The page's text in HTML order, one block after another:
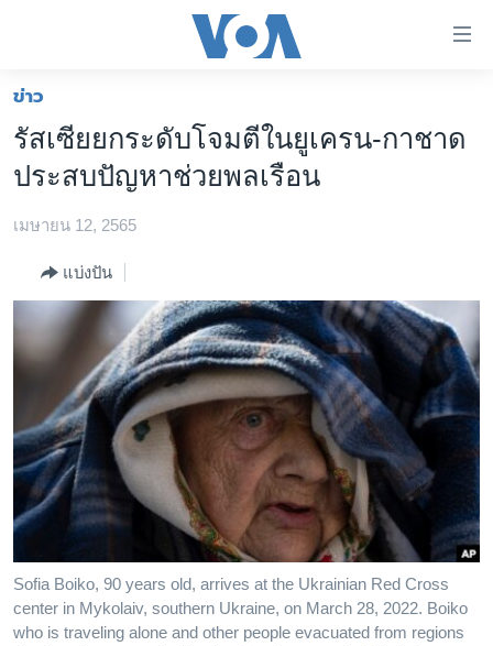
ต่อ
ข้าม
ไป
เนื้อหา
ข้าม
หลัก
ข้าม
การ
ค้นหา
โลก
เอเชีย
สหรัฐฯ
ไทย
ธุรกิจ
วิทยาศาสตร์
สังคมและสุขภาพ
ไลฟ์สไตล์
ตรวจสอบข่าว
เรียนรู้ภาษาอังกฤษ
พอดคาสต์
ติดตามเรา
ข่าว
รัสเซียยกระดับโจมตีในยูเครน-กาชาด
ประสบปัญหาช่วยพลเรือน
เมษายน 12, 2565
แบ่งปัน
Sofia Boiko, 90 years old, arrives at the Ukrainian Red Cross
center in Mykolaiv, southern Ukraine, on March 28, 2022. Boiko
who is traveling alone and other people evacuated from regions